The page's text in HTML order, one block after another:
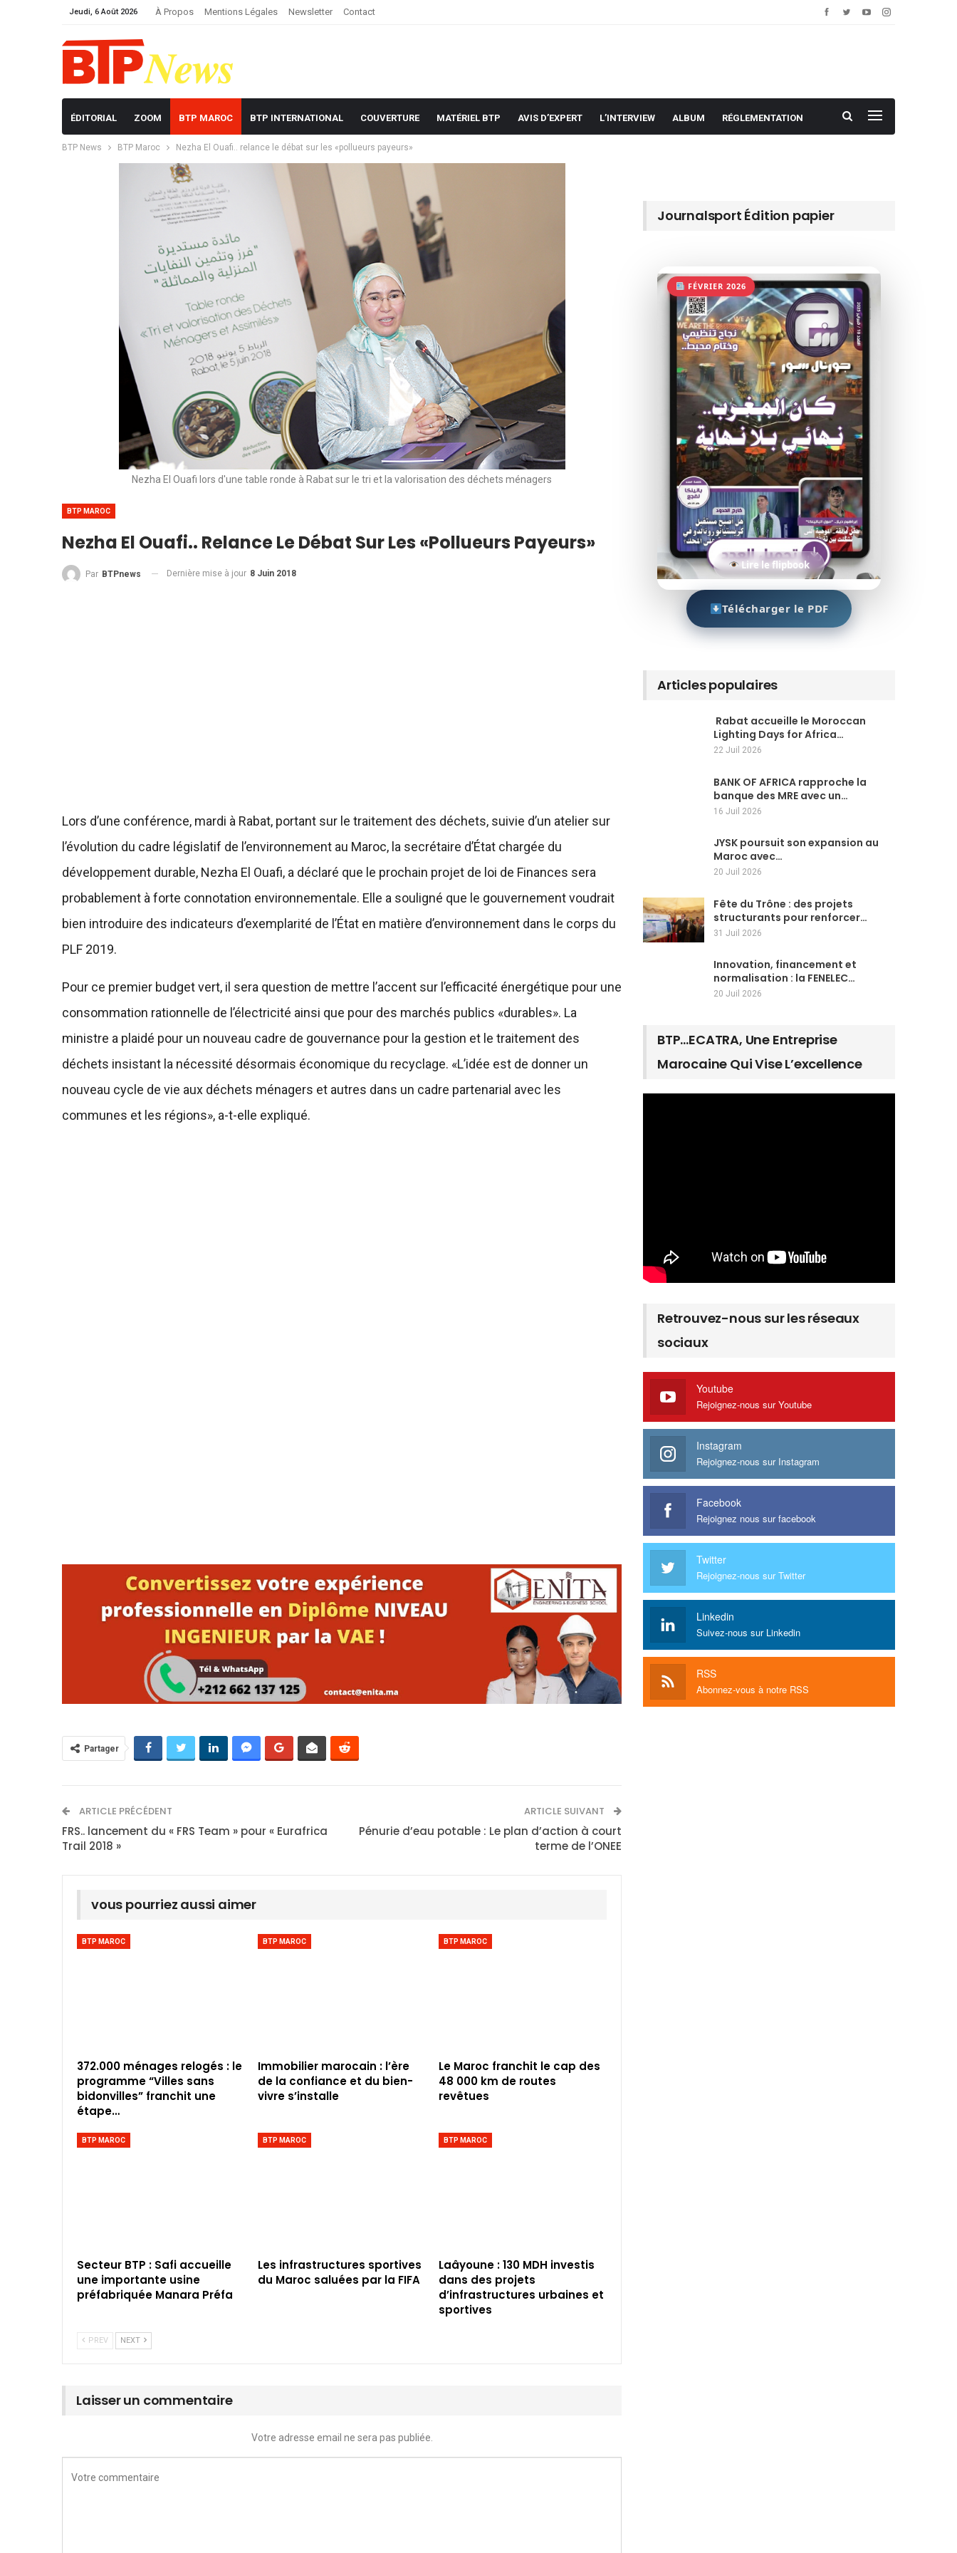
Jeudi, 6 Août 2026 À Propos Mentions Légales Newsletter Contact
ÉDITORIAL ZOOM BTP MAROC BTP INTERNATIONAL COUVERTURE MATÉRIEL BTP AVIS D’EXPERT L’INTERVIEW ALBUM RÉGLEMENTATION
BTP News BTP Maroc Nezha El Ouafi.. relance le débat sur les «pollueurs payeurs»
Nezha El Ouafi lors d'une table ronde à Rabat sur le tri et la valorisation des déchets ménagers
BTP MAROC
Nezha El Ouafi.. Relance Le Débat Sur Les «pollueurs Payeurs»
Par BTPnews Dernière mise à jour 8 Juin 2018
Lors d’une conférence, mardi à Rabat, portant sur le traitement des déchets, suivie d’un atelier sur
l’évolution du cadre législatif de l’environnement au Maroc, la secrétaire d’État chargée du
développement durable, Nezha El Ouafi, a déclaré que le prochain projet de loi de Finances sera
probablement à forte connotation environnementale. Elle a souligné que le gouvernement voudrait
bien introduire des indicateurs d’exemplarité de l’État en matière d’environnement dans le corps du
PLF 2019.
Pour ce premier budget vert, il sera question de mettre l’accent sur l’efficacité énergétique pour une
consommation rationnelle de l’électricité ainsi que pour des marchés publics «durables». La
ministre a plaidé pour un nouveau cadre de gouvernance pour la gestion et le traitement des
déchets insistant la nécessité désormais économique du recyclage. «L’idée est de donner un
nouveau cycle de vie aux déchets ménagers et autres dans un cadre partenarial avec les
communes et les régions», a-t-elle expliqué.
Partager
ARTICLE PRÉCÉDENT
FRS.. lancement du « FRS Team » pour « Eurafrica
Trail 2018 »
ARTICLE SUIVANT
Pénurie d’eau potable : Le plan d’action à court
terme de l’ONEE
vous pourriez aussi aimer
BTP MAROC
372.000 ménages relogés : le
programme “Villes sans
bidonvilles” franchit une
étape…
BTP MAROC
Immobilier marocain : l’ère
de la confiance et du bien-
vivre s’installe
BTP MAROC
Le Maroc franchit le cap des
48 000 km de routes
revêtues
BTP MAROC
Secteur BTP : Safi accueille
une importante usine
préfabriquée Manara Préfa
BTP MAROC
Les infrastructures sportives
du Maroc saluées par la FIFA
BTP MAROC
Laâyoune : 130 MDH investis
dans des projets
d’infrastructures urbaines et
sportives
PREV NEXT
Laisser un commentaire
Votre adresse email ne sera pas publiée.
Journalsport Édition papier
FÉVRIER 2026
Lire le flipbook
Télécharger le PDF
Articles populaires
Rabat accueille le Moroccan
Lighting Days for Africa…
22 Juil 2026
BANK OF AFRICA rapproche la
banque des MRE avec un…
16 Juil 2026
JYSK poursuit son expansion au
Maroc avec…
20 Juil 2026
Fête du Trône : des projets
structurants pour renforcer…
31 Juil 2026
Innovation, financement et
normalisation : la FENELEC…
20 Juil 2026
BTP…ECATRA, Une Entreprise
Marocaine Qui Vise L’excellence
Retrouvez-nous sur les réseaux
sociaux
Youtube
Rejoignez-nous sur Youtube
Instagram
Rejoignez-nous sur Instagram
Facebook
Rejoignez nous sur facebook
Twitter
Rejoignez-nous sur Twitter
Linkedin
Suivez-nous sur Linkedin
RSS
Abonnez-vous à notre RSS